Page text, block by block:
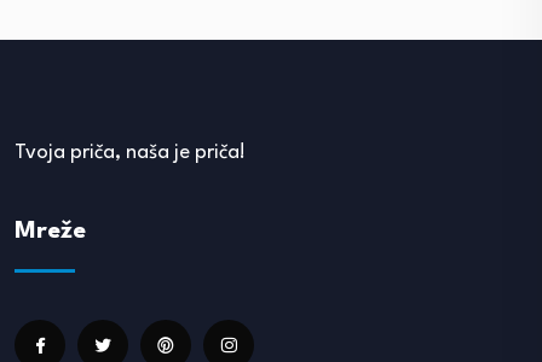
Tvoja priča, naša je priča!
Mreže